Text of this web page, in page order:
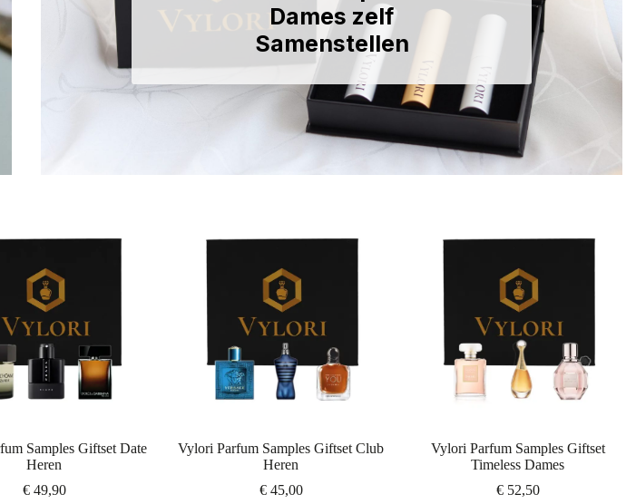
Dames zelf
Samenstellen
Samples Giftset Date
Heren
€49,90
Vylori Parfum Samples Giftset Club
Heren
€45,00
Vylori Parfum Samples Giftset
Timeless Dames
€52,50